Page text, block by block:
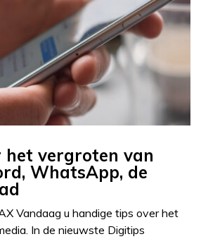
het vergroten van
WhatsApp, de
Vandaag u handige tips over het
In de nieuwste Digitips